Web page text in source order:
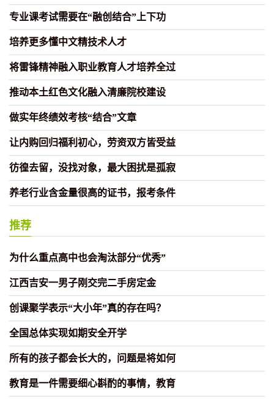
专业课考试需要在“融创结合”上下功
培养更多懂中文精技术人才
将雷锋精神融入职业教育人才培养全过
推动本土红色文化融入清廉院校建设
做实年终绩效考核“结合”文章
让内购回归福利初心，劳资双方皆受益
彷徨去留，没找对象，最大困扰是孤寂
养老行业含金量很高的证书，报考条件
推荐
为什么重点高中也会淘汰部分“优秀”
江西吉安一男子刚交完二手房定金
创课聚学表示“大小年”真的存在吗？
全国总体实现如期安全开学
所有的孩子都会长大的，问题是将如何
教育是一件需要细心斟酌的事情，教育